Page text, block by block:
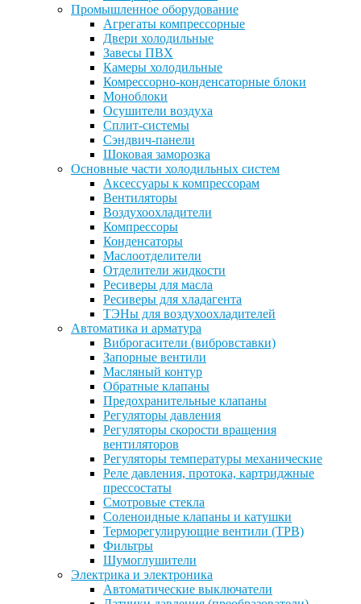
Промышленное оборудование
Агрегаты компрессорные
Двери холодильные
Завесы ПВХ
Камеры холодильные
Комрессорно-конденсаторные блоки
Моноблоки
Осушители воздуха
Сплит-системы
Сэндвич-панели
Шоковая заморозка
Основные части холодильных систем
Аксессуары к компрессорам
Вентиляторы
Воздухоохладители
Компрессоры
Конденсаторы
Маслоотделители
Отделители жидкости
Ресиверы для масла
Ресиверы для хладагента
ТЭНы для воздухоохладителей
Автоматика и арматура
Виброгасители (вибровставки)
Запорные вентили
Масляный контур
Обратные клапаны
Предохранительные клапаны
Регуляторы давления
Регуляторы скорости вращения
вентиляторов
Регуляторы температуры механические
Реле давления, протока, картриджные
прессостаты
Смотровые стекла
Соленоидные клапаны и катушки
Терморегулирующие вентили (ТРВ)
Фильтры
Шумоглушители
Электрика и электроника
Автоматические выключатели